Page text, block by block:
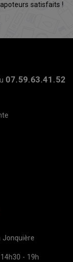
satisfaits !
07.59.63.41.52
Jonquière
- 19h